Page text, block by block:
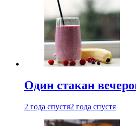
Один стакан
2 года спустя2 года спустя